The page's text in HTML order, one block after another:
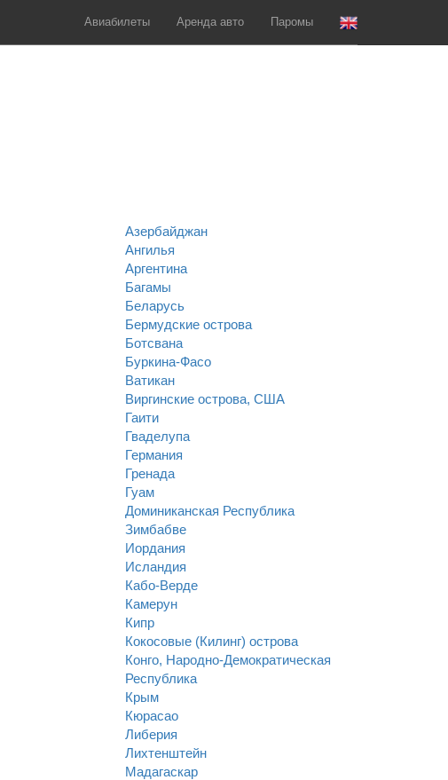
Авиабилеты Аренда авто Паромы
Азербайджан
Ангилья
Аргентина
Багамы
Беларусь
Бермудские острова
Ботсвана
Буркина-Фасо
Ватикан
Виргинские острова, США
Гаити
Гваделупа
Германия
Гренада
Гуам
Доминиканская Республика
Зимбабве
Иордания
Исландия
Кабо-Верде
Камерун
Кипр
Кокосовые (Килинг) острова
Конго, Народно-Демократическая
Республика
Крым
Кюрасао
Либерия
Лихтенштейн
Мадагаскар